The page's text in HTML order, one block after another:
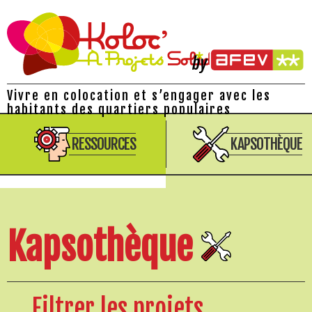
Vivre en colocation et s’engager avec les
habitants des quartiers populaires
RESSOURCES KAPSOTHÈQUE
Kapsothèque